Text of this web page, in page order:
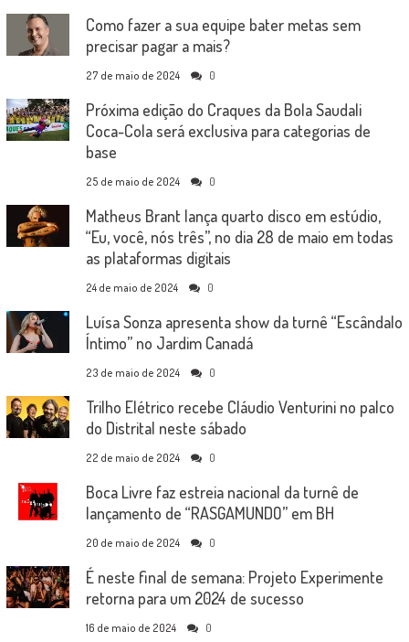
Como fazer a sua equipe bater metas sem
precisar pagar a mais?
27 de maio de 2024 0
Próxima edição do Craques da Bola Saudali
Coca-Cola será exclusiva para categorias de
base
25 de maio de 2024 0
Matheus Brant lança quarto disco em estúdio,
“Eu, você, nós três”, no dia 28 de maio em todas
as plataformas digitais
24 de maio de 2024 0
Luísa Sonza apresenta show da turnê “Escândalo
Íntimo” no Jardim Canadá
23 de maio de 2024 0
Trilho Elétrico recebe Cláudio Venturini no palco
do Distrital neste sábado
22 de maio de 2024 0
Boca Livre faz estreia nacional da turnê de
lançamento de “RASGAMUNDO” em BH
20 de maio de 2024 0
É neste final de semana: Projeto Experimente
retorna para um 2024 de sucesso
16 de maio de 2024 0